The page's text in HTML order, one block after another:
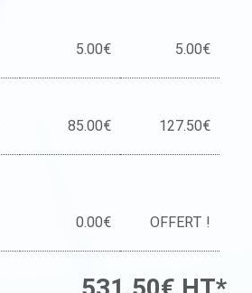
5.00€ 5.00€
85.00€ 127.50€
0.00€ OFFERT !